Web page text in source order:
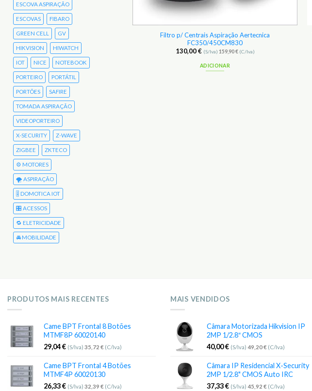
ESCOVA ASPIRAÇÃO
ESCOVAS FIBARO
GREEN CELL GV
HIKVISION HIWATCH
IOT NICE NOTEBOOK
PORTEIRO PORTÁTIL
PORTÕES SAFIRE
TOMADA ASPIRAÇÃO
VIDEOPORTEIRO
X-SECURITY Z-WAVE
ZIGBEE ZKTECO
⚙️ MOTORES
🌪️ ASPIRAÇÃO
🎚️ DOMOTICA IOT
🎛️ ACESSOS
🔁 ELETRICIDADE
🚘 MOBILIDADE
Filtro p/ Centrais Aspiração Aertecnica
FC350/450CM830
130,00€ (S/Iva) 159,90€(C/Iva)
ADICIONAR
Classic Aertecnica 2000857
59,00€ (S/Iva)72,57€(C/Iva)
ADICIONAR
PRODUTOS MAIS RECENTES
Came BPT Frontal 8 Botões
MTMF8P 60020140
29,04€ (S/Iva) 35,72 € (C/Iva)
Came BPT Frontal 4 Botões
MTMF4P 60020130
26,33€ (S/Iva) 32,39 € (C/Iva)
MAIS VENDIDOS
Câmara Motorizada Hikvision IP
2MP 1/2.8″ CMOS
40,00€ (S/Iva) 49,20€ (C/Iva)
Câmara IP Residencial X-Security
2MP 1/2.8" CMOS Auto IRC
37,33€ (S/Iva) 45,92 € (C/Iva)